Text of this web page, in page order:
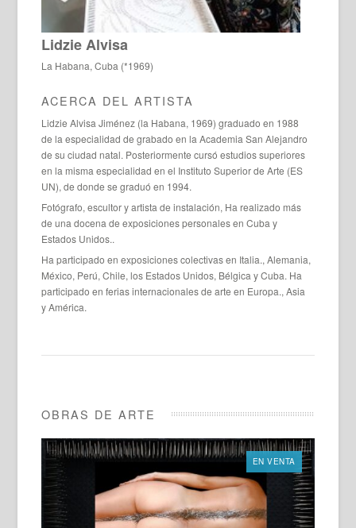
Lidzie Alvisa
La Habana, Cuba (*1969)
ACERCA DEL ARTISTA
Lidzie Alvisa Jiménez (la Habana, 1969) graduado en 1988
de la especialidad de grabado en la Academia San Alejandro
de su ciudad natal. Posteriormente cursó estudios superiores
en la misma especialidad en el Instituto Superior de Arte (ES
UN), de donde se graduó en 1994.
Fotógrafo, escultor y artista de instalación, Ha realizado más
de una docena de exposiciones personales en Cuba y
Estados Unidos..
Ha participado en exposiciones colectivas en Italia., Alemania,
México, Perú, Chile, los Estados Unidos, Bélgica y Cuba. Ha
participado en ferias internacionales de arte en Europa., Asia
y América.
OBRAS DE ARTE
EN VENTA